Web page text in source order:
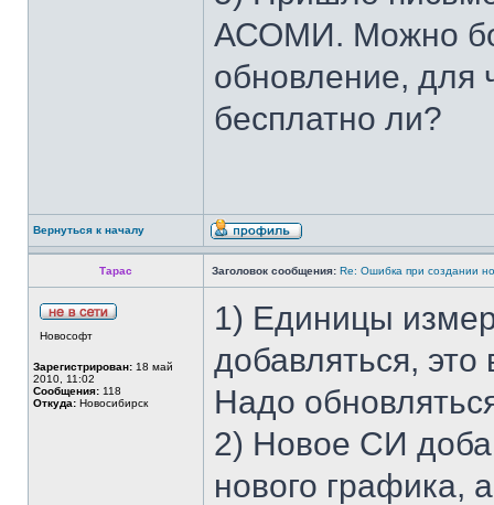
АСОМИ. Можно
обновление, для
бесплатно ли?
Вернуться к началу
Тарас Заголовок сообщения: Re: Ошибка при создании
Новософт
Зарегистрирован: 18 май
2010, 11:02
Сообщения: 118
Откуда: Новосибирск
1) Единицы
добавляться,
Надо
2) Новое СИ
нового графика,